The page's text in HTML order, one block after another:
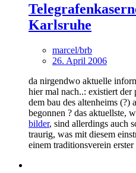
Karlsruhe
marcel/brb
26. April 2006
da nirgendwo aktuelle
hier mal nach..: existiert
dem bau des altenheims (?)
begonnen ? das aktuellste,
bilder, sind allerdings auch
traurig, was mit diesem
einem traditionsverein erster